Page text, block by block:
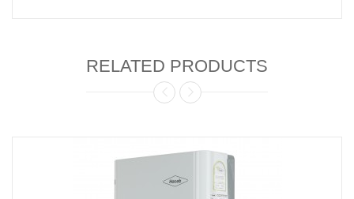
RELATED PRODUCTS